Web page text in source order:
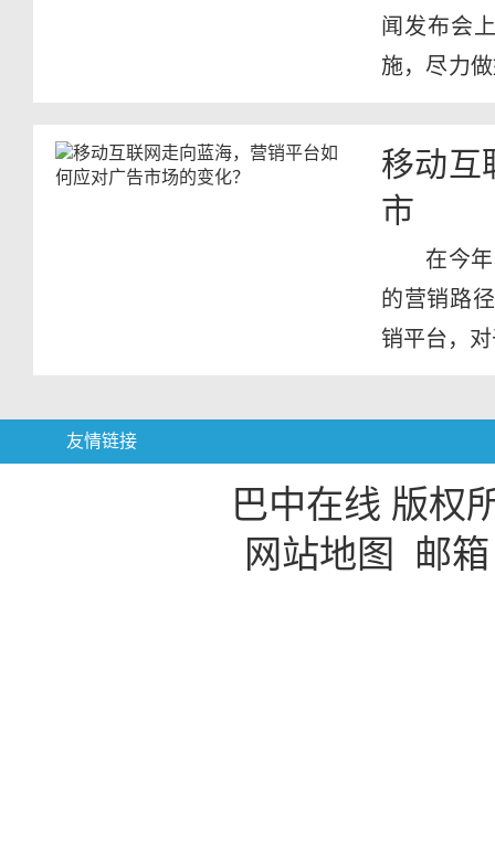
闻发布会
施，尽力
移动互
市
在今
的营销路
销平台，
友情链接
巴中在线 版权
网站地图
邮